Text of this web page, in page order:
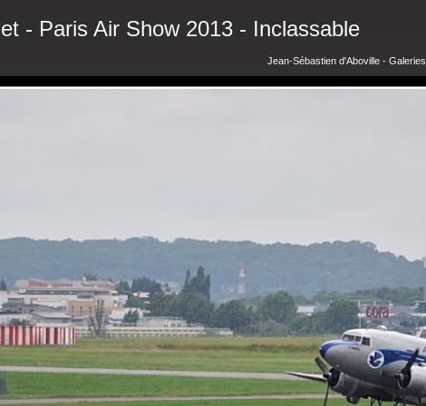
- Paris Air Show 2013 - Inclassable
Jean-Sébastien d'Aboville - Galeries